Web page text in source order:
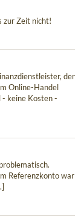
zur Zeit nicht!
der
Online-Handel
- keine Kosten -
Referenzkonto war